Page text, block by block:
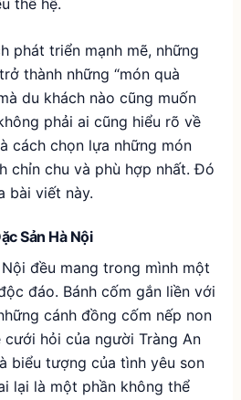
phát triển mạnh mẽ, những
thành những “món quà
du khách nào cũng muốn
phải ai cũng hiểu rõ về
cách chọn lựa những món
chỉn chu và phù hợp nhất. Đó
bài viết này.
Sản Hà Nội
đều mang trong mình một
đáo. Bánh cốm gắn liền với
cánh đồng cốm nếp non
hỏi của người Tràng An
biểu tượng của tình yêu son
lại là một phần không thể